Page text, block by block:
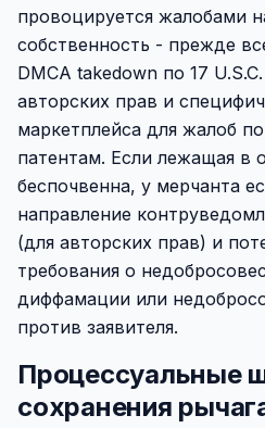
провоцируется жалобами
собственность - прежде
DMCA takedown по 17
авторских прав и
маркетплейса для жалоб
патентам. Если лежащая в
беспочвенна, у мерчанта
направление
(для авторских прав) и
требования о
диффамации или
против заявителя.
Процессуальные
сохранения